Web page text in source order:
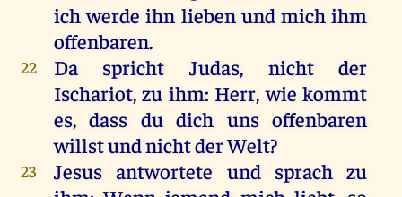
ich werde ihn lieben und mich ihm
offenbaren.
22 Da spricht Judas, nicht
der
Ischariot,zu ihm: Herr,wie kommt
es, dass du dich uns offenbaren
willstundnichtderWelt?
23 Jesus antwortete und sprach zu